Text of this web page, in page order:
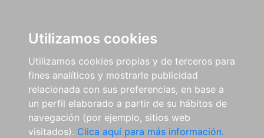
Utilizamos cookies
Utilizamos cookies propias y de terceros para
fines analíticos y mostrarle publicidad
relacionada con sus preferencias, en base a
un perfil elaborado a partir de su hábitos de
navegación (por ejemplo, sitios web
visitados). Clica aquí para más información.